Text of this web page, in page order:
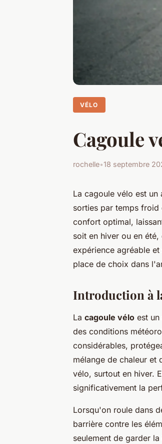
VÉLO
Cagoule
rochelle•18 septembre
La cagoule vélo est
sorties par temps froid
confort optimal,
soit en hiver ou en
expérience agréable
place de choix dans
Introduction à
La cagoule vélo est
des conditions
considérables,
mélange de chaleur et
vélo, surtout en hiver.
significativement la
Lorsqu'on roule dans
barrière contre les
seulement de garder